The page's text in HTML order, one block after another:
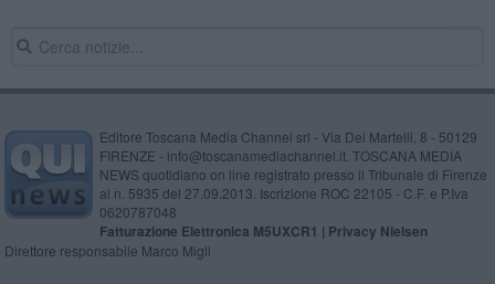
Editore Toscana Media Channel srl - Via Dei Martelli, 8 - 50129
FIRENZE - info@toscanamediachannel.it. TOSCANA MEDIA
NEWS quotidiano on line registrato presso il Tribunale di Firenze
al n. 5935 del 27.09.2013. Iscrizione ROC 22105 - C.F. e P.Iva
0620787048
Fatturazione Elettronica M5UXCR1 | Privacy Nielsen
Direttore responsabile Marco Migli